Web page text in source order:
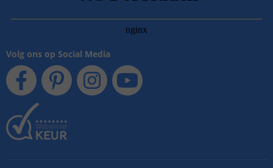
Volg ons op Social Media